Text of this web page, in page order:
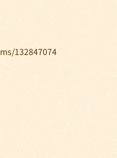
132847074